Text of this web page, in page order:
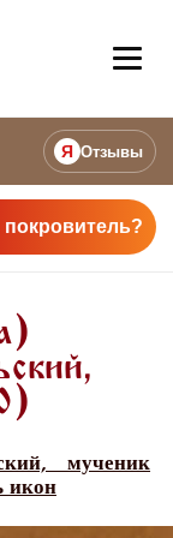
Я Отзывы
покровитель?
мученик
икон